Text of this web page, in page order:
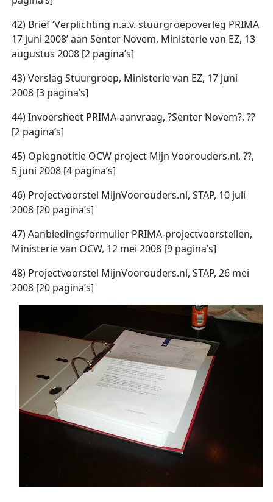
42) Brief ‘Verplichting n.a.v. stuurgroepoverleg PRIMA
17 juni 2008’ aan Senter Novem, Ministerie van EZ, 13
augustus 2008 [2 pagina’s]
43) Verslag Stuurgroep, Ministerie van EZ, 17 juni
2008 [3 pagina’s]
44) Invoersheet PRIMA-aanvraag, ?Senter Novem?, ??
[2 pagina’s]
45) Oplegnotitie OCW project Mijn Voorouders.nl, ??,
5 juni 2008 [4 pagina’s]
46) Projectvoorstel MijnVoorouders.nl, STAP, 10 juli
2008 [20 pagina’s]
47) Aanbiedingsformulier PRIMA-projectvoorstellen,
Ministerie van OCW, 12 mei 2008 [9 pagina’s]
48) Projectvoorstel MijnVoorouders.nl, STAP, 26 mei
2008 [20 pagina’s]